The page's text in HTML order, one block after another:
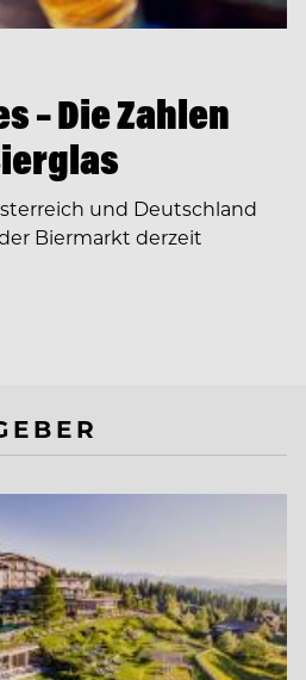
– Die Zahlen
und Deutschland
Biermarkt derzeit